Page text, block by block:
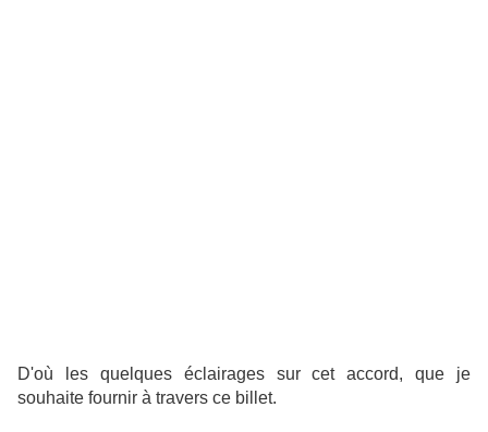
D'où les quelques éclairages sur cet accord, que je
souhaite fournir à travers ce billet.